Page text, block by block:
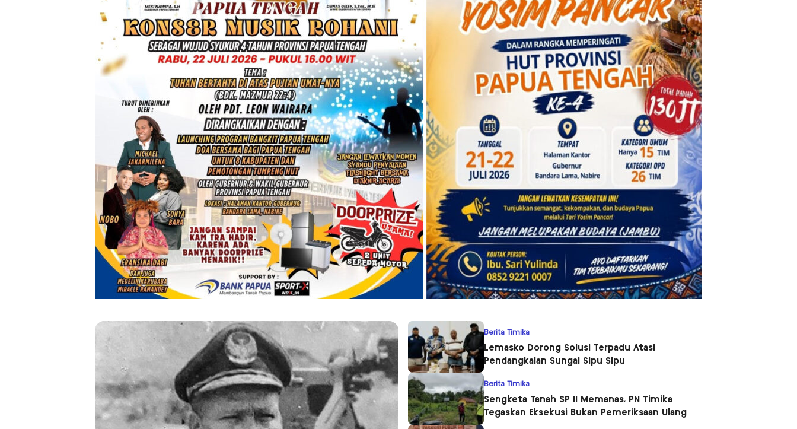
Berita Timika
Lemasko Dorong Solusi Terpadu Atasi
Pendangkalan Sungai Sipu Sipu
Berita Timika
Sengketa Tanah SP II Memanas, PN Timika
Tegaskan Eksekusi Bukan Pemeriksaan Ulang